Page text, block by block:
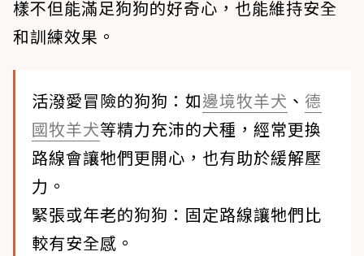
樣不但能滿足狗狗的好奇心，也能維持安全
和訓練效果。
活潑愛冒險的狗狗 ：如邊境牧羊犬 、 德
國牧羊犬等精力充沛的犬種，經常更換
路線會讓牠們更開心，也有助於緩解壓
力。
緊張或年老的狗狗 ：固定路線讓牠們比
較有安全感。